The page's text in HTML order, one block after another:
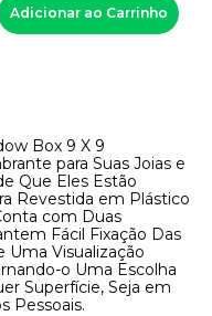
Adicionar ao Carrinho
Box 9 X 9
para Suas Joias e
Que Eles Estão
Revestida em Plástico
com Duas
Fácil Fixação Das
Uma Visualização
o Uma Escolha
Superfície, Seja em
Pessoais.